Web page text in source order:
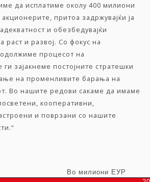
да исплатиме околу 400 милиони
притоа задржувајќи ја
и обезбедувајќи
раст и развој. Со фокус на
процесот на
ги зајакнеме постојните стратешки
на променливите барања на
Во нашите редови сакаме да имаме
кооперативни,
и поврзани со нашите
Во милиони ЕУР